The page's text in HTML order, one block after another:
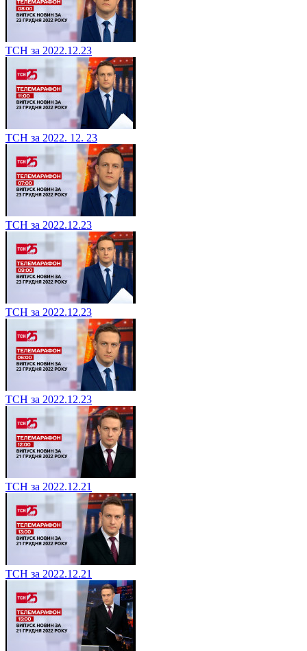
ТСН за 2022.12.23
ТСН за 2022. 12. 23
ТСН за 2022.12.23
ТСН за 2022.12.23
ТСН за 2022.12.23
ТСН за 2022.12.21
ТСН за 2022.12.21